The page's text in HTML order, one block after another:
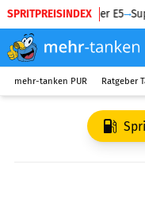
SPRITPREISINDEX
Diesel Super E5
mehr-tanken PUR Ratgeber